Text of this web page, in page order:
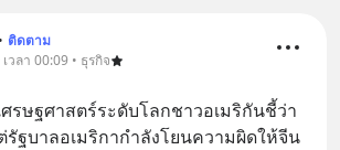
• ติดตาม
วลา 00:09 • ธุรกิจ
รษฐศาสตร์ระดับโลกชาวอเมริกันชี้ว่า
รัฐบาลอเมริกากำลังโยนความผิดให้จีน